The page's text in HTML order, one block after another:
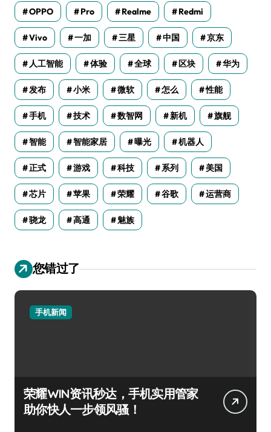
OPPO Pro Realme Redmi
Vivo 一加 三星 中国 京东
人工智能 体验 全球 区块 华为
发布 小米 微软 怎么 性能
手机 技术 数智网 新机 旗舰
智能 智能家居 曝光 机器人
正式 游戏 科技 系列 美国
芯片 苹果 荣耀 谷歌 运营商
骁龙 高通 魅族
您错过了
手机新闻
荣耀WIN资讯秒达，手机实用管家
助你快人一步领风骚！